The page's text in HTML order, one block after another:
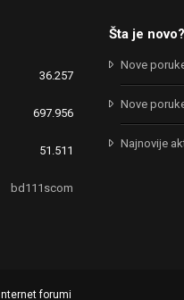
36.257
697.956
51.511
bd111scom
Šta je novo?
Nove
Nove
Najnovije
forumi